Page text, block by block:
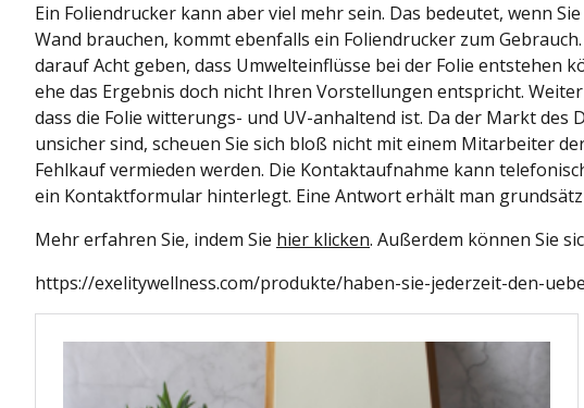
Ein Foliendrucker kann aber viel mehr sein. Das bedeutet, wenn
Wand brauchen, kommt ebenfalls ein Foliendrucker zum
darauf Acht geben, dass Umwelteinflüsse bei der Folie entstehen
ehe das Ergebnis doch nicht Ihren Vorstellungen entspricht.
dass die Folie witterungs- und UV-anhaltend ist. Da der Markt des
unsicher sind, scheuen Sie sich bloß nicht mit einem Mitarbeiter
Fehlkauf vermieden werden. Die Kontaktaufnahme kann
ein Kontaktformular hinterlegt. Eine Antwort erhält man
Mehr erfahren Sie, indem Sie hier klicken. Außerdem können Sie
https://exelitywellness.com/produkte/haben-sie-jederzeit-den-